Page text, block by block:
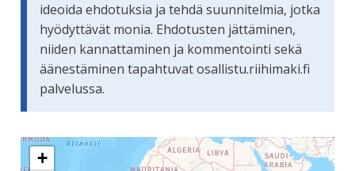
ideoida ehdotuksia ja tehdä suunnitelmia, jotka
hyödyttävät monia. Ehdotusten jättäminen,
niiden kannattaminen ja kommentointi sekä
äänestäminen tapahtuvat osallistu.riihimaki.fi
palvelussa.
Seuraavassa elementissä on kartta, joka esittää
+